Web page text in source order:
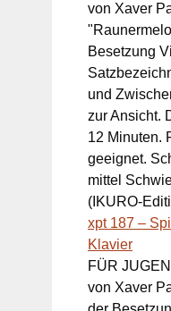
von Xaver
Besetzung
und
zur Ansicht.
12 Minuten.
geeignet.
mittel
(IKURO-
xpt 187 –
Klavier
FÜR
von Xaver